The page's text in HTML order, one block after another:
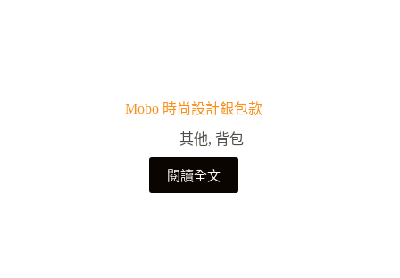
Mobo 時尚設計銀包款
其他, 背包
閱讀全文